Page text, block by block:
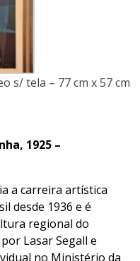
s/ tela – 77 cm x 57 cm
1925 –
a carreira artística
desde 1936 e é
regional do
Lasar Segall e
no Ministério da